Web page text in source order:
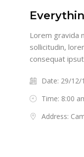
Lorem gravida
sollicitudin,
consequat
Date: 29/12/
Time: 8:00
Address: